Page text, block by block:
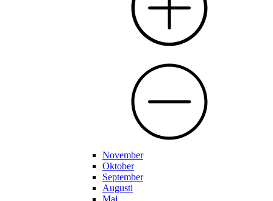
November
Oktober
September
Augusti
Maj